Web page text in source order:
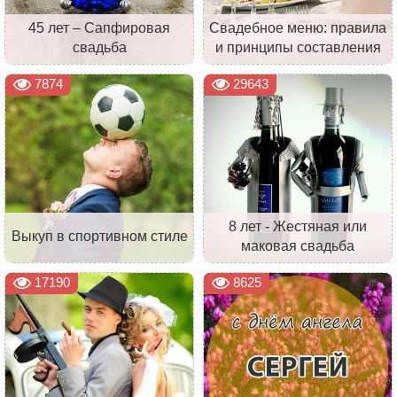
45 лет – Сапфировая
свадьба
Свадебное меню: правила
и принципы составления
7874
Выкуп в спортивном стиле
29643
8 лет - Жестяная или
маковая свадьба
17190 8625